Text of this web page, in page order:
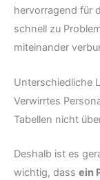
hervorragend für
schnell zu
miteinander
Unterschiedliche
Verwirrtes
Tabellen nicht
Deshalb ist es
wichtig, dass ein